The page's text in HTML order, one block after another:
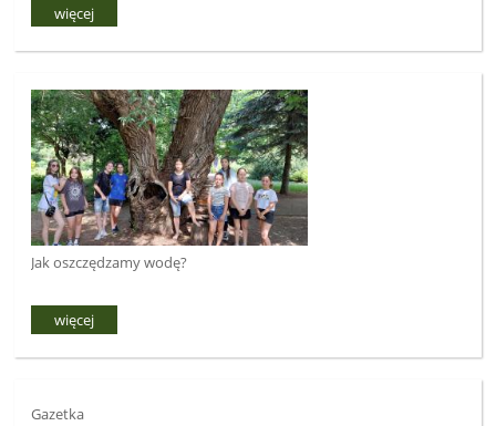
więcej
Jak oszczędzamy wodę?
więcej
Gazetka